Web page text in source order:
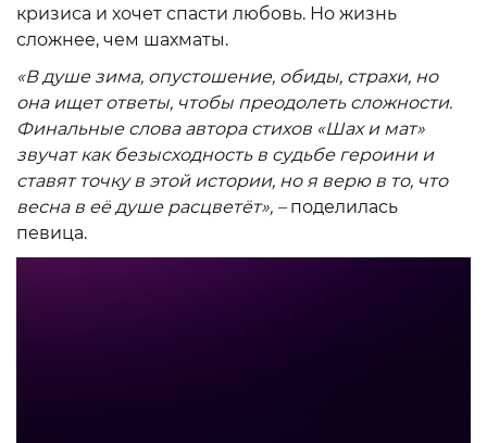
кризиса и хочет спасти любовь. Но жизнь
сложнее, чем шахматы.
«В душе зима, опустошение, обиды, страхи, но
она ищет ответы, чтобы преодолеть сложности.
Финальные слова автора стихов «Шах и мат»
звучат как безысходность в судьбе героини и
ставят точку в этой истории, но я верю в то, что
весна в её душе расцветёт», – поделилась
певица.